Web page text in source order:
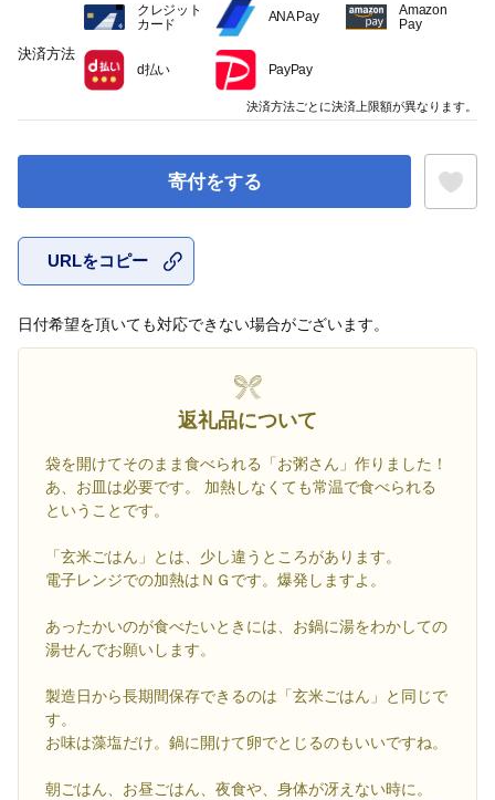
寄付をする
URLをコピー
日付希望を頂いても対応できない場合がございます。
返礼品について
袋を開けてそのまま食べられる「お粥さん」作りました！
あ、お皿は必要です。 加熱しなくても常温で食べられる
ということです。
「玄米ごはん」とは、少し違うところがあります。
電子レンジでの加熱はＮＧです。爆発しますよ。
あったかいのが食べたいときには、お鍋に湯をわかしての
湯せんでお願いします。
製造日から長期間保存できるのは「玄米ごはん」と同じで
す。
お味は藻塩だけ。鍋に開けて卵でとじるのもいいですね。
朝ごはん、お昼ごはん、夜食や、身体が冴えない時に。
決済方法
クレジット
カード
ANA Pay
Amazon
Pay
d払い PayPay
決済方法ごとに決済上限額が異なります。